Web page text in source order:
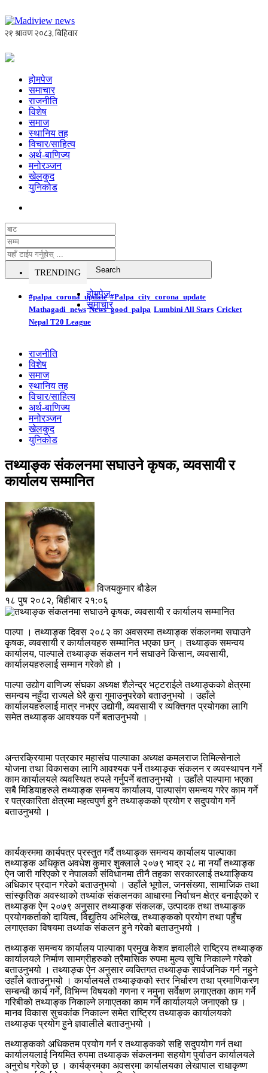
होमपेज
समाचार
राजनीति
विशेष
समाज
स्थानिय तह
विचार/साहित्य
अर्थ-बाणिज्य
मनोरञ्जन
खेलकुद
युनिकोड
TRENDING
#palpa_corona_update #Palpa_city_corona_update
Mathagadi_news News_good_palpa Lumbini All Stars Cricket
Nepal T20 League
होमपेज
समाचार
राजनीति
विशेष
समाज
स्थानिय तह
विचार/साहित्य
अर्थ-बाणिज्य
मनोरञ्जन
खेलकुद
युनिकोड
तथ्याङ्क संकलनमा सघाउने कृषक, व्यवसायी र
कार्यालय सम्मानित
विजयकुमार बौडेल
१८ पुष २०८२, बिहीबार २१:०६
पाल्पा । तथ्याङ्क दिवस २०८२ का अवसरमा तथ्याङ्क संकलनमा सघाउने
कृषक, व्यवसायी र कार्यालयहरु सम्मानित भएका छन् । तथ्याङ्क समन्वय
कार्यालय, पाल्पाले तथ्याङ्क संकलन गर्न सघाउने किसान, व्यवसायी,
कार्यालयहरुलाई सम्मान गरेको हो ।
पाल्पा उद्योग वाणिज्य संघका अध्यक्ष शैलेन्द्र भट्टराईले तथ्याङ्कको क्षेत्रमा
समन्वय नहुँदा राज्यले धेरै कुरा गुमाउनुपरेको बताउनुभयो । उहाँले
कार्यालयहरुलाई मात्र नभएर उद्योगी, व्यवसायी र व्यक्तिगत प्रयोगका लागि
समेत तथ्याङ्क आवश्यक पर्ने बताउनुभयो ।
अन्तरक्रियामा पत्रकार महासंघ पाल्पाका अध्यक्ष कमलराज तिमिल्सेनाले
योजना तथा विकासका लागि आवश्यक पर्ने तथ्याङ्क संकलन र व्यवस्थापन गर्ने
काम कार्यालयले व्यवस्थित रुपले गर्नुपर्ने बताउनुभयो । उहाँले पाल्पामा भएका
सबै मिडियाहरुले तथ्याङ्क समन्वय कार्यालय, पाल्पासंग समन्वय गरेर काम गर्ने
र पत्रकारिता क्षेत्रमा महत्वपुर्ण हुने तथ्याङ्कको प्रयोग र सदुपयोग गर्ने
बताउनुभयो ।
कार्यक्रममा कार्यपत्र प्रस्तुत गर्दै तथ्याङ्क समन्वय कार्यालय पाल्पाका
तथ्याङ्क अधिकृत अवधेश कुमार शुक्लाले २०७९ भाद्र २८ मा नयाँ तथ्याङ्क
ऐन जारी गरिएको र नेपालको संविधानमा तीनै तहका सरकारलाई तथ्याङ्किय
अधिकार प्रदान गरेको बताउनुभयो । उहाँले भूगोल, जनसंख्या, सामाजिक तथा
सांस्कृतिक अवस्थाको तथ्यांक संकलनका आधारमा निर्वाचन क्षेत्र बनाईएको र
तथ्याङ्क ऐन २०७९ अनुसार तथ्याङ्क संकलक, उत्पादक तथा तथ्याङ्क
प्रयोगकर्ताको दायित्व, विद्युतिय अभिलेख, तथ्याङ्कको प्रयोग तथा पहुँच
लगाएतका विषयमा तथ्यांक संकलन हुने गरेको बताउनुभयो ।
तथ्याङ्क समन्वय कार्यालय पाल्पाका प्रमुख केशव ज्ञवालीले राष्ट्रिय तथ्याङ्क
कार्यालयले निर्माण सामग्रीहरुको त्रैमासिक रुपमा मुल्य सुचि निकाल्ने गरेको
बताउनुभयो । तथ्याङ्क ऐन अनुसार व्यक्तिगत तथ्याङ्क सार्वजनिक गर्न नहुने
उहाँले बताउनुभयो । कार्यालयले तथ्याङ्कको स्तर निर्धारण तथा प्रमाणिकरण
सम्बन्धी कार्य गर्ने, विभिन्न विषयको गणना र नमुना सर्वेक्षण लगाएतका काम गर्ने
गरिबीको तथ्याङ्क निकाल्ने लगाएतका काम गर्ने कार्यालयले जनाएको छ ।
मानव विकास सुचकांक निकाल्न समेत राष्ट्रिय तथ्याङ्क कार्यालयको
तथ्याङ्क प्रयोग हुने ज्ञवालीले बताउनुभयो ।
तथ्याङ्कको अधिकतम प्रयोग गर्न र तथ्याङ्कको सहि सदुपयोग गर्न तथा
कार्यालयलाई नियमित रुपमा तथ्याङ्क संकलनमा सहयोग पुर्याउन कार्यालयले
अनुरोध गरेको छ । कार्यक्रमका अवसरमा कार्यालयका लेखापाल राधाकृष्ण